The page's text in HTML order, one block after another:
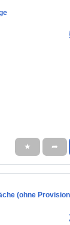
★ ➦
(ohne